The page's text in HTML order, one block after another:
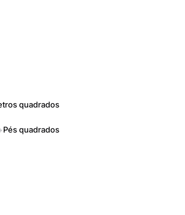
quadrados
Pés quadrados